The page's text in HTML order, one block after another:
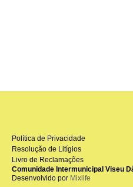
Política de Privacidade
Resolução de Litígios
Livro de Reclamações
Comunidade Intermunicipal Viseu
Desenvolvido por Mixlife